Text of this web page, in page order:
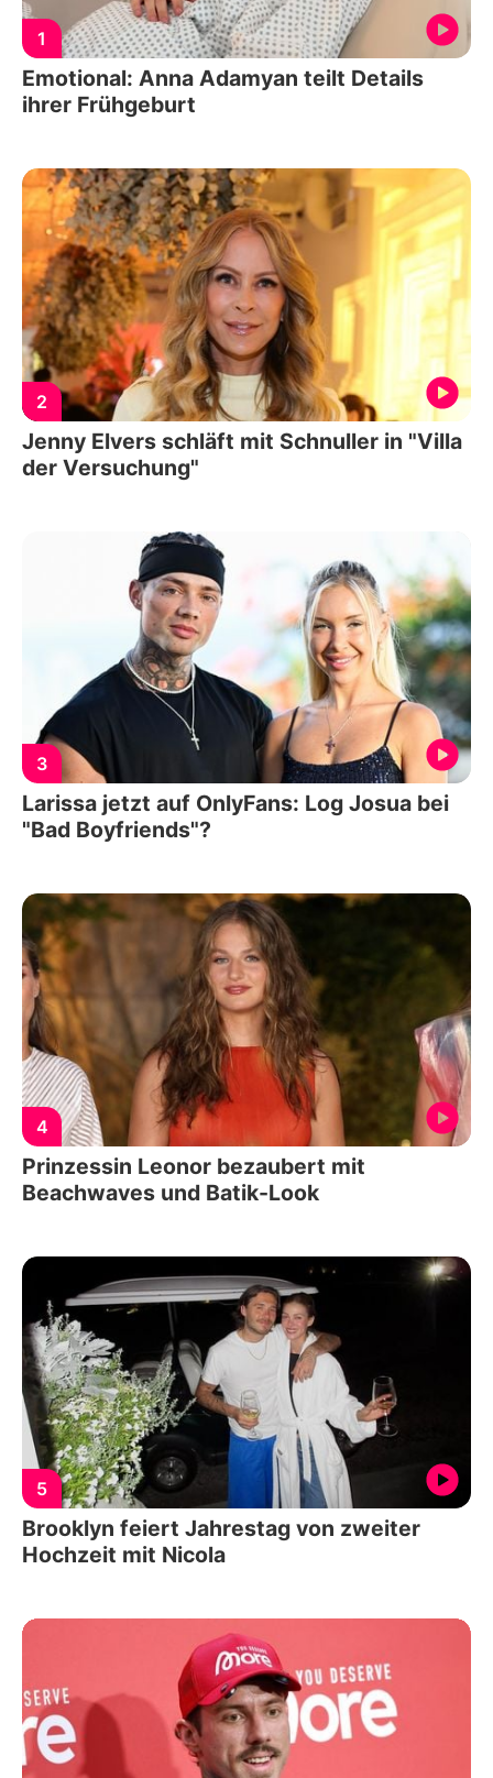
1
Emotional: Anna Adamyan teilt Details
ihrer Frühgeburt
2
Jenny Elvers schläft mit Schnuller in "Villa
der Versuchung"
3
Larissa jetzt auf OnlyFans: Log Josua bei
"Bad Boyfriends"?
4
Prinzessin Leonor bezaubert mit
Beachwaves und Batik-Look
5
Brooklyn feiert Jahrestag von zweiter
Hochzeit mit Nicola